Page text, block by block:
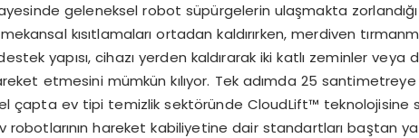
geleneksel robot süpürgelerin ulaşmakta zorlandığı
kısıtlamaları ortadan kaldırırken, merdiven
destek yapısı, cihazı yerden kaldırarak iki katlı zeminler
etmesini mümkün kılıyor. Tek adımda 25
çapta ev tipi temizlik sektöründe CloudLift™ teknolojisine
robotlarının hareket kabiliyetine dair standartları baştan